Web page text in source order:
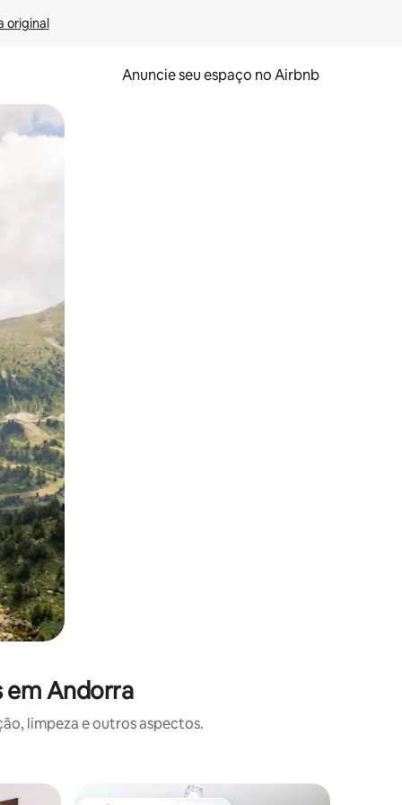
original
Anuncie seu espaço no Airbnb
o dedo na tela.
em Andorra
limpeza e outros aspectos.